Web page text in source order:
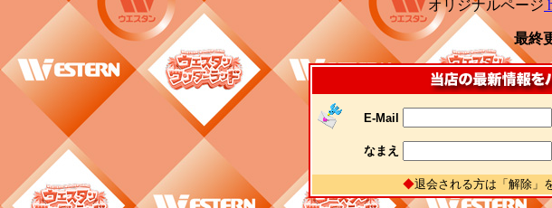
オリジナルページ
最終
E-Mail
なまえ
◆退会される方は「解除」